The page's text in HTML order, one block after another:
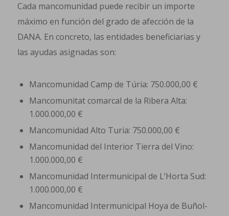
Cada mancomunidad puede recibir un importe
máximo en función del grado de afección de la
DANA. En concreto, las entidades beneficiarias y
las ayudas asignadas son:
Mancomunidad Camp de Túria: 750.000,00 €
Mancomunitat comarcal de la Ribera Alta:
1.000.000,00 €
Mancomunidad Alto Turia: 750.000,00 €
Mancomunidad del Interior Tierra del Vino:
1.000.000,00 €
Mancomunidad Intermunicipal de L’Horta Sud:
1.000.000,00 €
Mancomunidad Intermunicipal Hoya de Buñol-